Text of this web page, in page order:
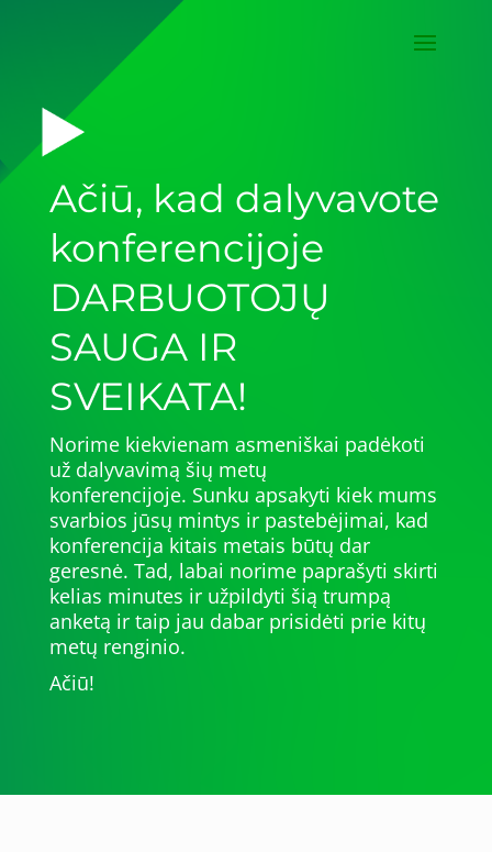
Ačiū, kad dalyvavote
konferencijoje
DARBUOTOJŲ
SAUGA IR
SVEIKATA!
Norime kiekvienam asmeniškai padėkoti
už dalyvavimą šių metų
konferencijoje. Sunku apsakyti kiek mums
svarbios jūsų mintys ir pastebėjimai, kad
konferencija kitais metais būtų dar
geresnė. Tad, labai norime paprašyti skirti
kelias minutes ir užpildyti šią trumpą
anketą ir taip jau dabar prisidėti prie kitų
metų renginio.
Ačiū!